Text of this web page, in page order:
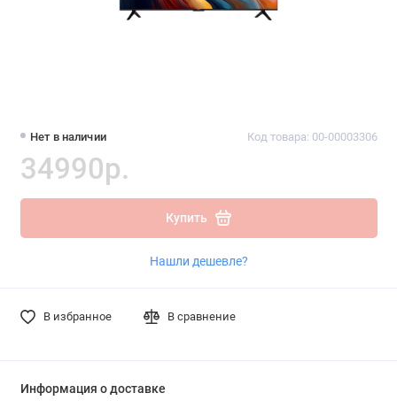
Нет в наличии Код товара: 00-00003306
34990р.
Купить
Нашли дешевле?
В избранное В сравнение
Информация о доставке